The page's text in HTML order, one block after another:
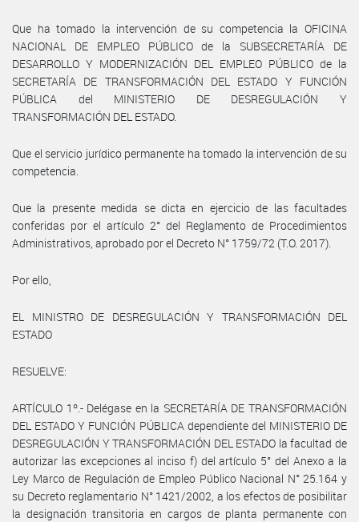
Que ha tomado la intervención de su competencia la OFICINA
NACIONAL DE EMPLEO PÚBLICO de la SUBSECRETARÍA DE
DESARROLLO Y MODERNIZACIÓN DEL EMPLEO PÚBLICO de la
SECRETARÍA DE TRANSFORMACIÓN DEL ESTADO Y FUNCIÓN
PÚBLICA del MINISTERIO DE DESREGULACIÓN Y
TRANSFORMACIÓN DEL ESTADO.
Que el servicio jurídico permanente ha tomado la intervención de su
competencia.
Que la presente medida se dicta en ejercicio de las facultades
conferidas por el artículo 2° del Reglamento de Procedimientos
Administrativos, aprobado por el Decreto N° 1759/72 (T.O. 2017).
Por ello,
EL MINISTRO DE DESREGULACIÓN Y TRANSFORMACIÓN DEL
ESTADO
RESUELVE:
ARTÍCULO 1º.- Delégase en la SECRETARÍA DE TRANSFORMACIÓN
DEL ESTADO Y FUNCIÓN PÚBLICA dependiente del MINISTERIO DE
DESREGULACIÓN Y TRANSFORMACIÓN DEL ESTADO la facultad de
autorizar las excepciones al inciso f) del artículo 5° del Anexo a la
Ley Marco de Regulación de Empleo Público Nacional N° 25.164 y
su Decreto reglamentario N° 1421/2002, a los efectos de posibilitar
la designación transitoria en cargos de planta permanente con